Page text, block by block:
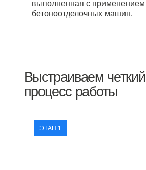
выполненная с применением
бетоноотделочных машин.
Выстраиваем четкий
процесс работы
ЭТАП 1